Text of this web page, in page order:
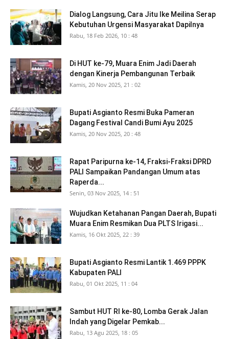
Dialog Langsung, Cara Jitu Ike Meilina Serap
Kebutuhan Urgensi Masyarakat Dapilnya
Rabu, 18 Feb 2026, 10 : 48
Di HUT ke-79, Muara Enim Jadi Daerah
dengan Kinerja Pembangunan Terbaik
Kamis, 20 Nov 2025, 21 : 02
Bupati Asgianto Resmi Buka Pameran
Dagang Festival Candi Bumi Ayu 2025
Kamis, 20 Nov 2025, 20 : 48
Rapat Paripurna ke-14, Fraksi-Fraksi DPRD
PALI Sampaikan Pandangan Umum atas
Raperda...
Senin, 03 Nov 2025, 14 : 51
Wujudkan Ketahanan Pangan Daerah, Bupati
Muara Enim Resmikan Dua PLTS Irigasi...
Kamis, 16 Okt 2025, 22 : 39
Bupati Asgianto Resmi Lantik 1.469 PPPK
Kabupaten PALI
Rabu, 01 Okt 2025, 11 : 04
Sambut HUT RI ke-80, Lomba Gerak Jalan
Indah yang Digelar Pemkab...
Rabu, 13 Agu 2025, 18 : 05